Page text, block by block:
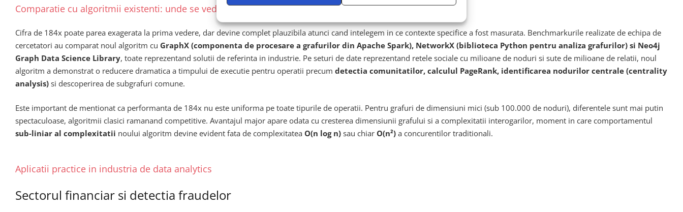
Comparatie cu algoritmii existenti: unde se vede diferenta de 184x
Cifra de 184x poate parea exagerata la prima vedere, dar devine complet plauzibila atunci cand intelegem in ce contexte specifice a fost masurata. Benchmarkurile realizate de echipa de
cercetatori au comparat noul algoritm cu GraphX (componenta de procesare a grafurilor din Apache Spark), NetworkX (biblioteca Python pentru analiza grafurilor) si Neo4j
Graph Data Science Library, toate reprezentand solutii de referinta in industrie. Pe seturi de date reprezentand retele sociale cu milioane de noduri si sute de milioane de relatii, noul
algoritm a demonstrat o reducere dramatica a timpului de executie pentru operatii precum detectia comunitatilor, calculul PageRank, identificarea nodurilor centrale (centrality
analysis) si descoperirea de subgrafuri comune.
Este important de mentionat ca performanta de 184x nu este uniforma pe toate tipurile de operatii. Pentru grafuri de dimensiuni mici (sub 100.000 de noduri), diferentele sunt mai putin
spectaculoase, algoritmii clasici ramanand competitive. Avantajul major apare odata cu cresterea dimensiunii grafului si a complexitatii interogarilor, moment in care comportamentul
sub-liniar al complexitatii noului algoritm devine evident fata de complexitatea O(n log n) sau chiar O(n²) a concurentilor traditionali.
Aplicatii practice in industria de data analytics
Sectorul financiar si detectia fraudelor